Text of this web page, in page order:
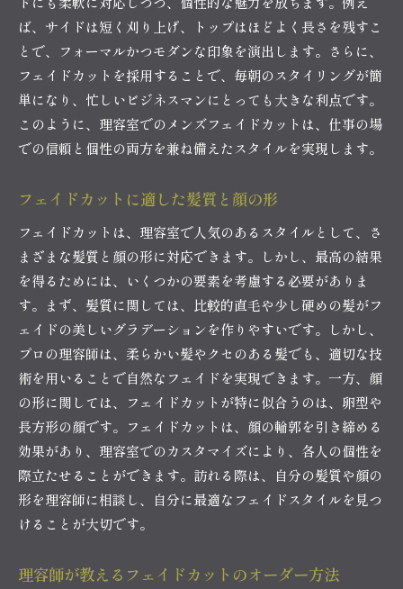
理容室で相談すべきフェイドスタイルのディテ
ール
フェイドカット選びに役立つアドバイス
顔型に合わせたフェイドスタイルの選択肢
理容室が提供するメンズカットフェイドで自信を持
つ理由
理容室で提供されるサービスの魅力と価値
自信を高めるフェイドカットの選び方
理容師がサポートする自信を引き出す方法
フェイドスタイルと自信の関係性
理容室で得られるトータルグルーミングの効果
理容室のメンズフェイドカットを活かしたスタイリ
ング術
フェイドスタイルに合うスタイリングテクニッ
ク
理容室でのスタイリングアドバイスとコツ
フェイドカットを活かすためのヘアプロダクト
選び
プロが教えるフェイドスタイルのセット方法
フェイドカットで個性を表現するスタイリング
ば、サイドは短く刈り上げ、トップはほどよく長さを残すこ
とで、フォーマルかつモダンな印象を演出します。さらに、
フェイドカットを採用することで、毎朝のスタイリングが簡
単になり、忙しいビジネスマンにとっても大きな利点です。
このように、理容室でのメンズフェイドカットは、仕事の場
での信頼と個性の両方を兼ね備えたスタイルを実現します。
フェイドカットに適した髪質と顔の形
フェイドカットは、理容室で人気のあるスタイルとして、さ
まざまな髪質と顔の形に対応できます。しかし、最高の結果
を得るためには、いくつかの要素を考慮する必要がありま
す。まず、髪質に関しては、比較的直毛や少し硬めの髪がフ
ェイドの美しいグラデーションを作りやすいです。しかし、
プロの理容師は、柔らかい髪やクセのある髪でも、適切な技
術を用いることで自然なフェイドを実現できます。一方、顔
の形に関しては、フェイドカットが特に似合うのは、卵型や
長方形の顔です。フェイドカットは、顔の輪郭を引き締める
効果があり、理容室でのカスタマイズにより、各人の個性を
際立たせることができます。訪れる際は、自分の髪質や顔の
形を理容師に相談し、自分に最適なフェイドスタイルを見つ
けることが大切です。
理容師が教えるフェイドカットのオーダー方法